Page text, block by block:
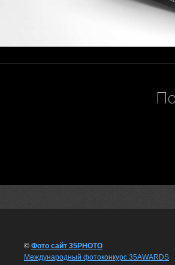
© Фото сайт 35PHOTO
Международный фотоконкурс 35AWARDS